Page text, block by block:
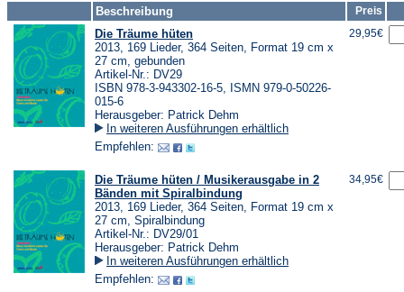
Beschreibung
Preis
Die Träume hüten
2013, 169 Lieder, 364 Seiten, Format 19 cm x
27 cm, gebunden
Artikel-Nr.: DV29
ISBN 978-3-943302-16-5, ISMN 979-0-50226-
015-6
Herausgeber: Patrick Dehm
In weiteren Ausführungen erhältlich
Empfehlen:
29,95€
Die Träume hüten / Musikerausgabe in 2
Bänden mit Spiralbindung
2013, 169 Lieder, 364 Seiten, Format 19 cm x
27 cm, Spiralbindung
Artikel-Nr.: DV29/01
Herausgeber: Patrick Dehm
In weiteren Ausführungen erhältlich
Empfehlen:
34,95€